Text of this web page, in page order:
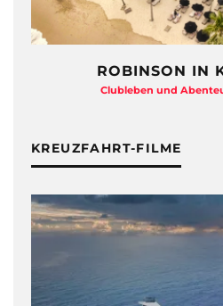
ROBINSON IN
Clubleben und
KREUZFAHRT-FILME